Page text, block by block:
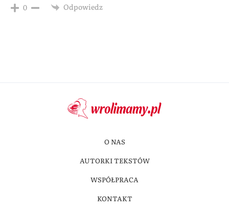
0 Odpowiedz
O NAS
AUTORKI TEKSTÓW
WSPÓŁPRACA
KONTAKT